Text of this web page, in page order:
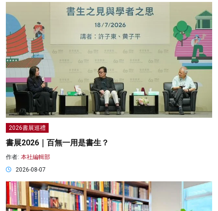
2026書展巡禮
書展2026｜百無一用是書生？
作者: 本社編輯部
2026-08-07